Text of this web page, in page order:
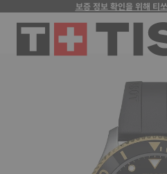
보증 정보 확인을 위해 티